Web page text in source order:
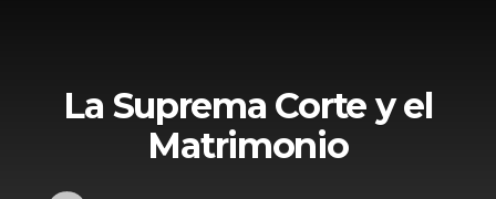
La Suprema Corte y el
Matrimonio